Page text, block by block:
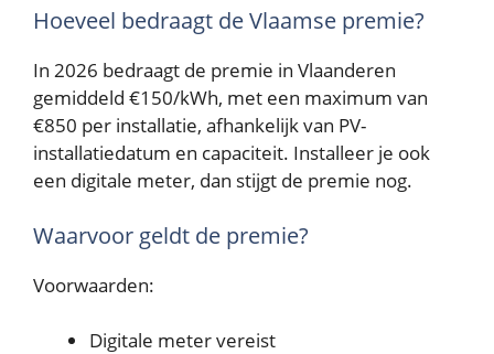
Hoeveel bedraagt de Vlaamse premie?
In 2026 bedraagt de premie in Vlaanderen
gemiddeld €150/kWh, met een maximum van
€850 per installatie, afhankelijk van PV-
installatiedatum en capaciteit. Installeer je ook
een digitale meter, dan stijgt de premie nog.
Waarvoor geldt de premie?
Voorwaarden:
Digitale meter vereist